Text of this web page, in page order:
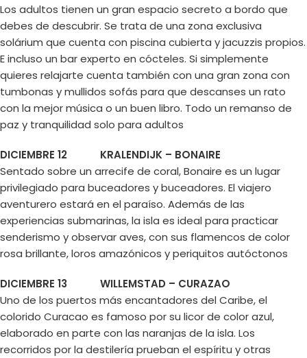
Los adultos tienen un gran espacio secreto a bordo que
debes de descubrir. Se trata de una zona exclusiva
solárium que cuenta con piscina cubierta y jacuzzis propios.
E incluso un bar experto en cócteles. Si simplemente
quieres relajarte cuenta también con una gran zona con
tumbonas y mullidos sofás para que descanses un rato
con la mejor música o un buen libro. Todo un remanso de
paz y tranquilidad solo para adultos
DICIEMBRE 12 KRALENDIJK – BONAIRE
Sentado sobre un arrecife de coral, Bonaire es un lugar
privilegiado para buceadores y buceadores. El viajero
aventurero estará en el paraíso. Además de las
experiencias submarinas, la isla es ideal para practicar
senderismo y observar aves, con sus flamencos de color
rosa brillante, loros amazónicos y periquitos autóctonos
DICIEMBRE 13 WILLEMSTAD – CURAZAO
Uno de los puertos más encantadores del Caribe, el
colorido Curacao es famoso por su licor de color azul,
elaborado en parte con las naranjas de la isla. Los
recorridos por la destilería prueban el espíritu y otras